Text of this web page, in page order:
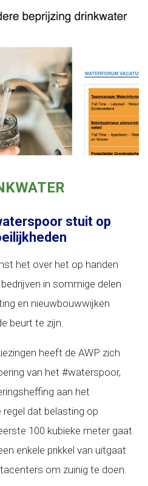
stuit op
het over het op handen
in sommige delen
en nieuwbouwwijken
beurt te zijn.
heeft de AWP zich
van het #waterspoor,
aan het
regel dat belasting op
100 kubieke meter gaat
enkele prikkel van uitgaat
om zuinig te doen.